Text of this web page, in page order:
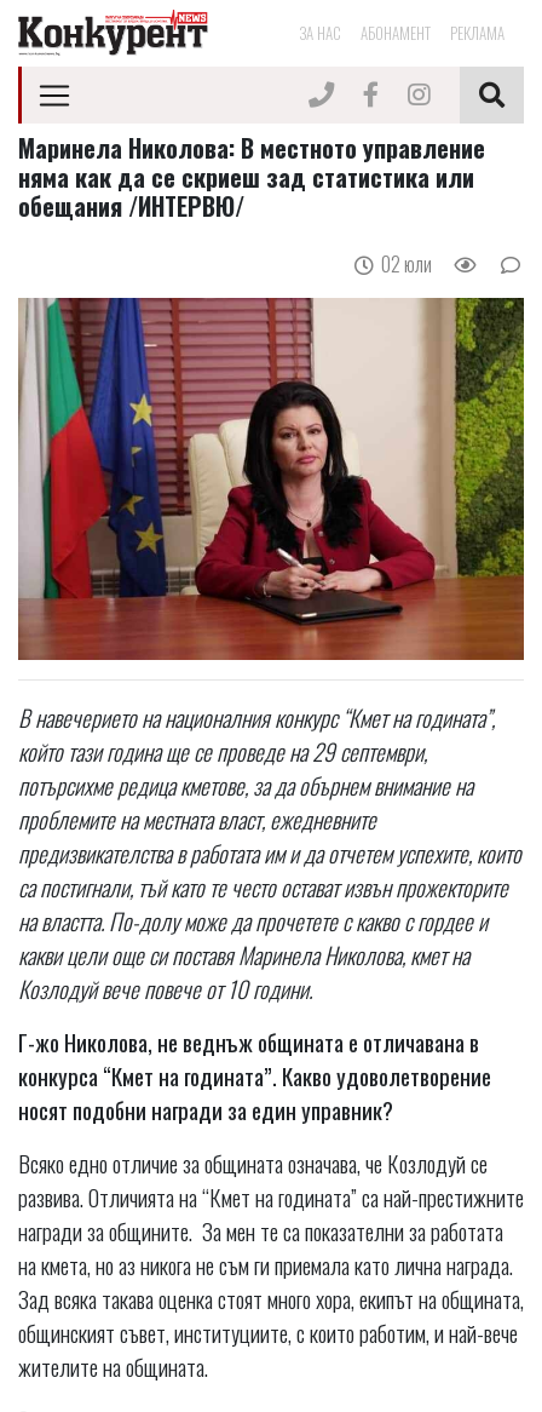
ЗА НАС АБОНАМЕНТ РЕКЛАМА
Маринела Николова: В местното управление
няма как да се скриеш зад статистика или
обещания /ИНТЕРВЮ/
02 юли
В навечерието на националния конкурс “Кмет на годината”,
който тази година ще се проведе на 29 септември,
потърсихме редица кметове, за да обърнем внимание на
проблемите на местната власт, ежедневните
предизвикателства в работата им и да отчетем успехите, които
са постигнали, тъй като те често остават извън прожекторите
на властта. По-долу може да прочетете с какво с гордее и
какви цели още си поставя Маринела Николова, кмет на
Козлодуй вече повече от 10 години.
Г-жо Николова, не веднъж общината е отличавана в
конкурса “Кмет на годината”. Какво удоволетворение
носят подобни награди за един управник?
Всяко едно отличие за общината означава, че Козлодуй се
развива. Отличията на “Кмет на годината” са най-престижните
награди за общините. За мен те са показателни за работата
на кмета, но аз никога не съм ги приемала като лична награда.
Зад всяка такава оценка стоят много хора, екипът на общината,
общинският съвет, институциите, с които работим, и най-вече
жителите на общината.